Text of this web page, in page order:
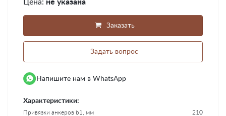
Цена: не указана
Заказать
Задать вопрос
Напишите нам в WhatsApp
Характеристики:
Привязки анкеров b1, мм
210